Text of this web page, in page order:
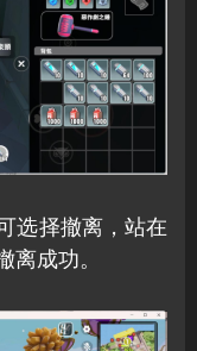
选择撤离，站在
成功。